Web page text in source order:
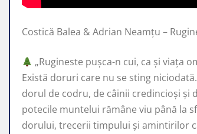
Costică Balea & Adrian Neamțu –
„Rugineste pușca-n cui, ca și viața
Există doruri care nu se sting
dorul de codru, de câinii credincioși și
potecile muntelui rămâne viu până la
dorului, trecerii timpului și amintirilor